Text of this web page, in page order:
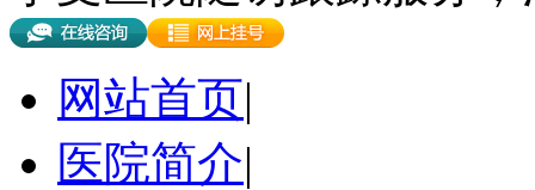
网站首页|
医院简介|